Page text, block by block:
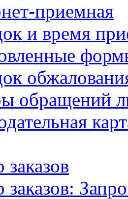
приемная
и время
обращений
заказов
заказов: